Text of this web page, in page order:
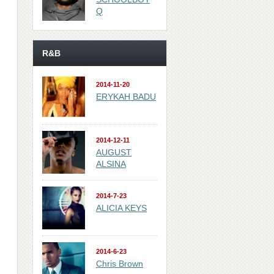
Q
R&B
2014-11-20
ERYKAH BADU
2014-12-11
AUGUST
ALSINA
2014-7-23
ALICIA KEYS
2014-6-23
Chris Brown